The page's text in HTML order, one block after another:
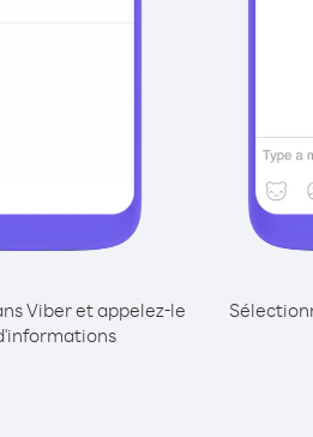
Viber et appelez-le